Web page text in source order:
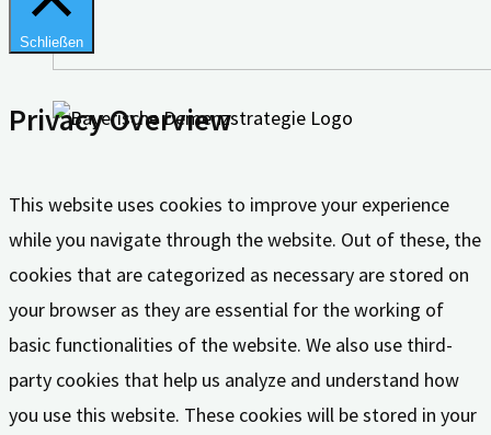
Schließen
Privacy Overview
This website uses cookies to improve your experience
while you navigate through the website. Out of these, the
cookies that are categorized as necessary are stored on
your browser as they are essential for the working of
basic functionalities of the website. We also use third-
party cookies that help us analyze and understand how
you use this website. These cookies will be stored in your